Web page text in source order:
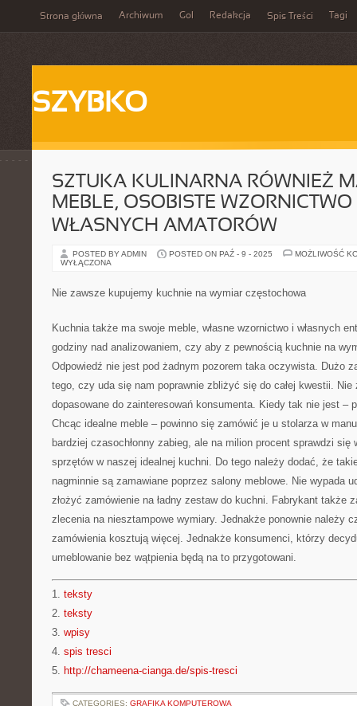
Strona główna Archiwum Gol Redakcja Spis Treści Tagi
SZYBKO
SZTUKA KULINARNA RÓWNIEŻ
MEBLE, OSOBISTE
WŁASNYCH AMATORÓW
POSTED BY ADMIN POSTED ON PAŹ - 9 - 2025
MOŻLIWOŚĆ
WYŁĄCZONA
Nie zawsze kupujemy kuchnie na wymiar częstochowa
Kuchnia także ma swoje meble, własne wzornictwo i własnych
godziny nad analizowaniem, czy aby z pewnością kuchnie na
Odpowiedź nie jest pod żadnym pozorem taka oczywista. Dużo
tego, czy uda się nam poprawnie zbliżyć się do całej kwestii. Nie
dopasowane do zainteresowań konsumenta. Kiedy tak nie jest –
Chcąc idealne meble – powinno się zamówić je u stolarza w
bardziej czasochłonny zabieg, ale na milion procent sprawdzi
sprzętów w naszej idealnej kuchni. Do tego należy dodać, że
nagminnie są zamawiane poprzez salony meblowe. Nie wypada
złożyć zamówienie na ładny zestaw do kuchni. Fabrykant także
zlecenia na niesztampowe wymiary. Jednakże ponownie należy
zamówienia kosztują więcej. Jednakże konsumenci, którzy
umeblowanie bez wątpienia będą na to przygotowani.
1. teksty
2. teksty
3. wpisy
4. spis tresci
5. http://chameena-cianga.de/spis-tresci
CATEGORIES: GRAFIKA KOMPUTEROWA